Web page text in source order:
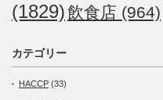
(1829)飲食店 (964)
カテゴリー
HACCP (33)